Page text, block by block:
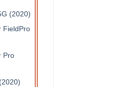
(2020)
FieldPro
Pro